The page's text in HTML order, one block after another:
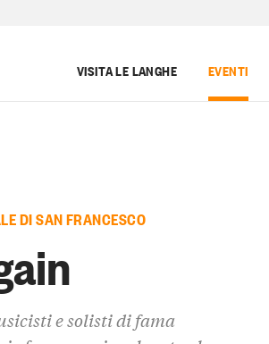
VISITA LE LANGHE EVENTI
DI SAN FRANCESCO
e solisti di fama